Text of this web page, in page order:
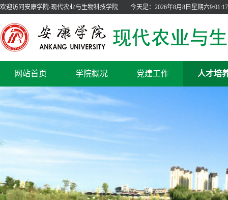
欢迎访问安康学院·现代农业与生物科技学院 今天是： 2026年8月8日星期六9:01:18
网站首页 学院概况 党建工作 人才培